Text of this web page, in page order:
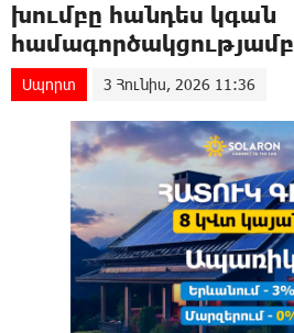
խումբը հանդես կգան
համագործակցությամբ
Սպորտ 3 Հունիս, 2026 11:36